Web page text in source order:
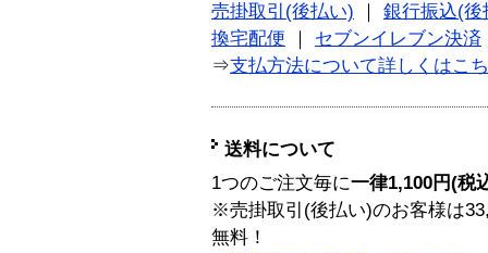
売掛取引(後払い)
銀行振込(後
換宅配便
セブンイレブン決済
⇒支払方法について詳しくはこ
送料について
1つのご注文毎に一律1,100円(税
※売掛取引(後払い)のお客様は
無料！